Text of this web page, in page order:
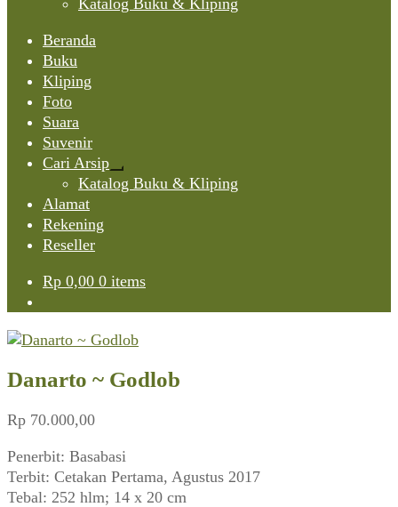
Katalog Buku & Kliping
Beranda
Buku
Kliping
Foto
Suara
Suvenir
Cari Arsip
Expand
child
Katalog Buku & Kliping
Alamat
Rekening
Reseller
Rp 0,00 0 items
Danarto ~ Godlob
Rp 70.000,00
Penerbit: Basabasi
Terbit: Cetakan Pertama, Agustus 2017
Tebal: 252 hlm; 14 x 20 cm